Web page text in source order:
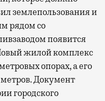
землепользования и
рядом со
появится
жилой комплекс
опорах, а его
Документ
городского